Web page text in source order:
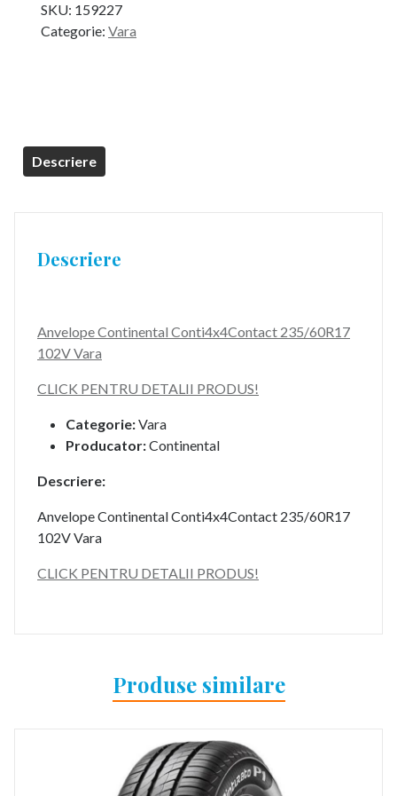
SKU: 159227
Categorie: Vara
Descriere
Descriere
Anvelope Continental Conti4x4Contact 235/60R17
102V Vara
CLICK PENTRU DETALII PRODUS!
Categorie:Vara
Producator:Continental
Descriere:
Anvelope Continental Conti4x4Contact 235/60R17
102V Vara
CLICK PENTRU DETALII PRODUS!
Produse similare